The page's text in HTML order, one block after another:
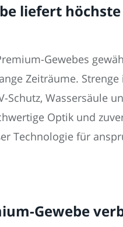
liefert
Gewebes
Zeiträume.
Schutz, Wassersäule
Optik und
Technologie für
Gewebe